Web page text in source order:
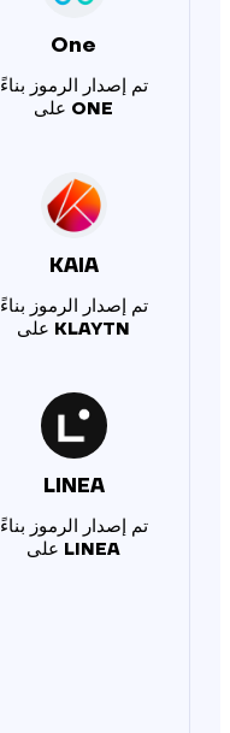
One
تم إصدار الرموز بناءً
على ONE
KAIA
تم إصدار الرموز بناءً
على KLAYTN
LINEA
تم إصدار الرموز بناءً
على LINEA